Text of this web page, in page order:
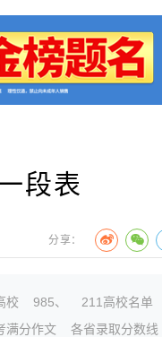
段表
分享：
校 985、
211高校名单
满分作文
各省录取分数线